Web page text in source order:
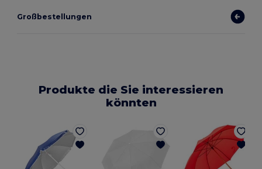
Großbestellungen
Produkte die Sie interessieren
könnten